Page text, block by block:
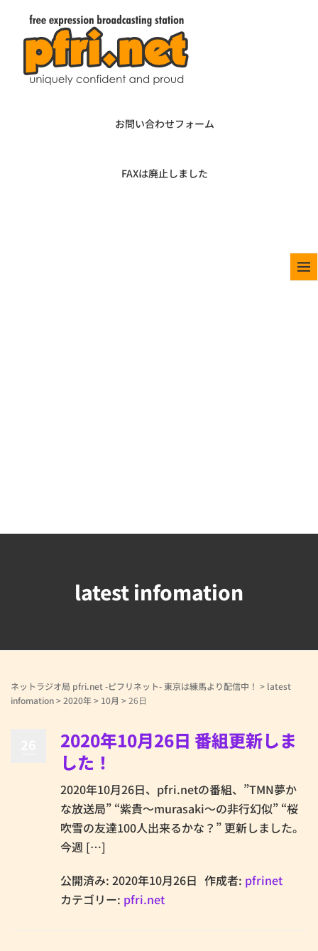
お問い合わせフォーム
FAXは廃止しました
latest infomation
ネットラジオ局 pfri.net -ピフリネット- 東京は練馬より配信中！ > latest
infomation>2020年> 10月 >26日
2020年10月26日 番組更新しま
した！
2020年10月26日、pfri.netの番組、”TMN夢か
な放送局” “紫貴～murasaki～の非行幻似” “桜
吹雪の友達100人出来るかな？” 更新しました。
今週 […]
公開済み: 2020年10月26日 作成者: pfrinet
カテゴリー: pfri.net